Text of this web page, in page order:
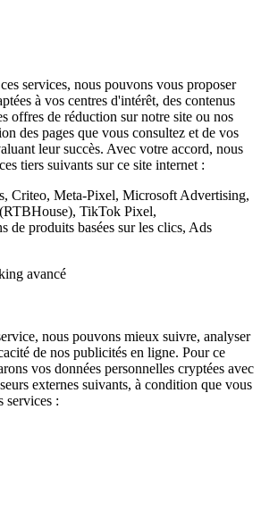
services, nous pouvons vous proposer
à vos centres d'intérêt, des contenus
offres de réduction sur notre site ou nos
des pages que vous consultez et de vos
leur succès. Avec votre accord, nous
tiers suivants sur ce site internet :
Criteo, Meta-Pixel, Microsoft Advertising,
TikTok Pixel,
de produits basées sur les clics, Ads
avancé
nous pouvons mieux suivre, analyser
de nos publicités en ligne. Pour ce
vos données personnelles cryptées avec
externes suivants, à condition que vous
services :